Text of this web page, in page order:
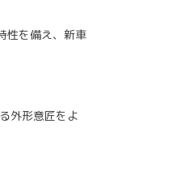
性を備え、新車
外形意匠をよ